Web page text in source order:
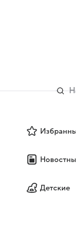
Детские